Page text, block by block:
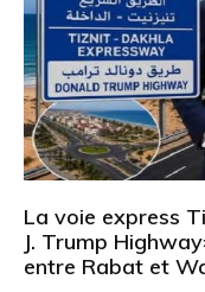
La voie express
J. Trump
entre Rabat et